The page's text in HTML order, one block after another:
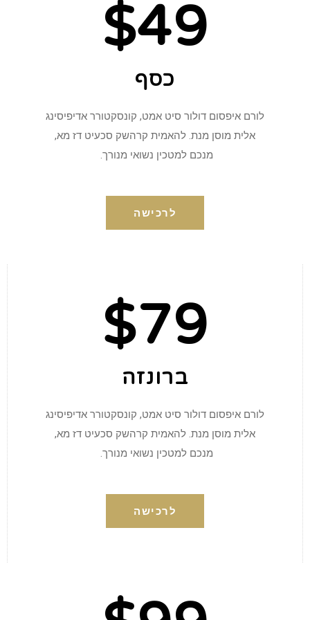
$49
כסף
לורם איפסום דולור סיט אמט, קונסקטורר אדיפיסינג
אלית מוסן מנת. להאמית קרהשק סכעיט דז מא,
מנכם למטכין נשואי מנורך.
לרכישה
$79
ברונזה
לורם איפסום דולור סיט אמט, קונסקטורר אדיפיסינג
אלית מוסן מנת. להאמית קרהשק סכעיט דז מא,
מנכם למטכין נשואי מנורך.
לרכישה